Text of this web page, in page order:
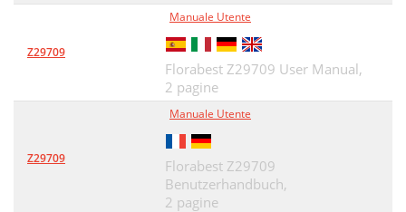
Z29709
Manuale Utente
Florabest Z29709 User Manual,
2 pagine
Z29709
Manuale Utente
Florabest Z29709
Benutzerhandbuch,
2 pagine